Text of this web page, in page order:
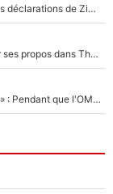
Michael Olise va se régaler en équipe de France : Ces déclarations de Zinedine Zidane qui prouvent qu'il va tout miser sur la star du Bayern Munich !
«Ç'a a été mal interprêté» : Medhi Benatia revient sur ses propos dans The Bridge et précise ses conditions pour rejoindre le PSG !
«Des milliards et des milliards de dollars sont investis» : Pendant que l'OM est en pleine crise financière, Frank McCourt lance un nouveau projet à 260M€ !